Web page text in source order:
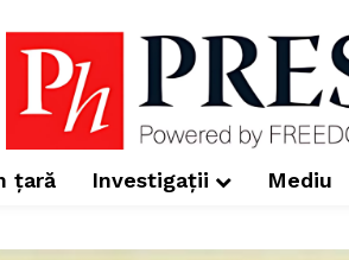
țară Investigații Mediu